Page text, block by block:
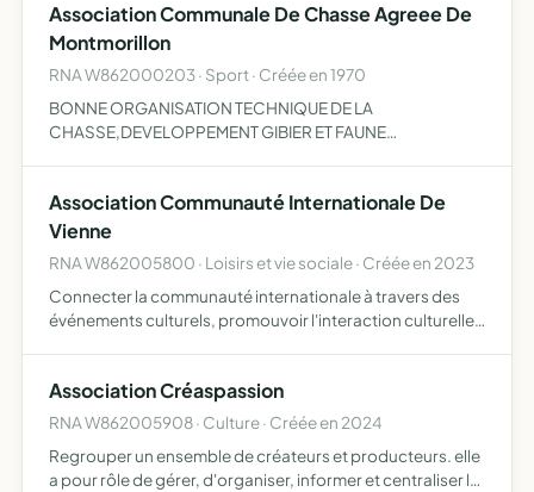
Association Communale De Chasse Agreee De
Montmorillon
RNA W862000203 · Sport · Créée en 1970
BONNE ORGANISATION TECHNIQUE DE LA
CHASSE,DEVELOPPEMENT GIBIER ET FAUNE
FAUNE ET FLORE SAUVAGES,COLLABORATION AVEC LE
MONDE RURAL
Association Communauté Internationale De
Vienne
RNA W862005800 · Loisirs et vie sociale · Créée en 2023
Connecter la communauté internationale à travers des
événements culturels, promouvoir l'interaction culturelle
diversi…
Association Créaspassion
RNA W862005908 · Culture · Créée en 2024
Regrouper un ensemble de créateurs et producteurs. elle
a pour rôle de gérer, d'organiser, informer et centraliser la